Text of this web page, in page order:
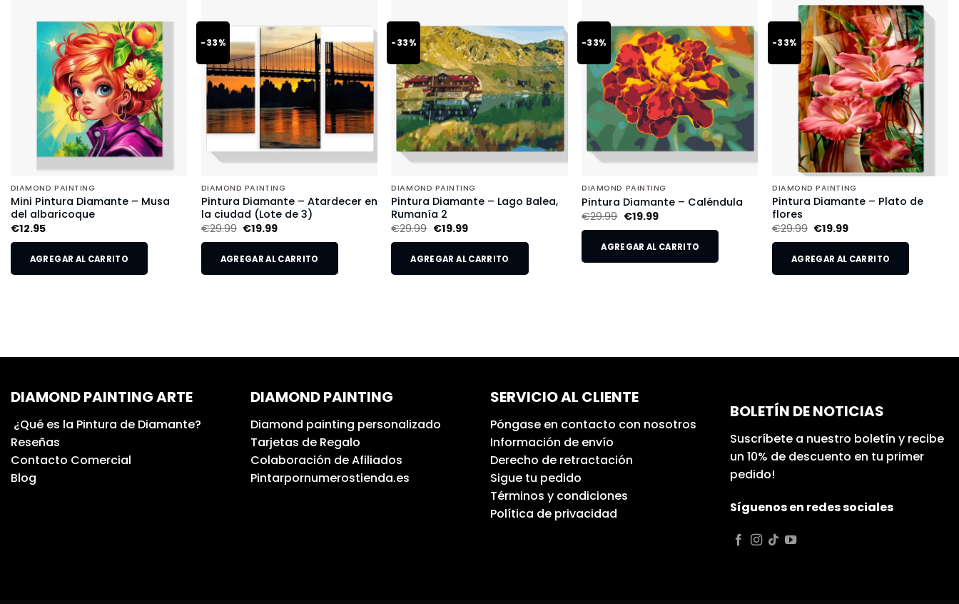
DIAMOND PAINTING
Mini Pintura Diamante – Musa
del albaricoque
€12.95
AGREGAR AL CARRITO
-33%
DIAMOND PAINTING
Pintura Diamante – Atardecer en
la ciudad (Lote de 3)
€29.99 €19.99
AGREGAR AL CARRITO
-33%
DIAMOND PAINTING
Pintura Diamante – Lago Balea,
Rumanía 2
€29.99 €19.99
AGREGAR AL CARRITO
-33%
DIAMOND PAINTING
Pintura Diamante – Caléndula
€29.99 €19.99
AGREGAR AL CARRITO
-33%
DIAMOND PAINTING
Pintura Diamante – Plato de
flores
€29.99 €19.99
AGREGAR AL CARRITO
DIAMOND PAINTING ARTE
¿Qué es la Pintura de Diamante?
Reseñas
Contacto Comercial
Blog
DIAMOND PAINTING
Diamond painting personalizado
Tarjetas de Regalo
Colaboración de Afiliados
Pintarpornumerostienda.es
SERVICIO AL CLIENTE
Póngase en contacto con nosotros
Información de envío
Derecho de retractación
Sigue tu pedido
Términos y condiciones
Política de privacidad
BOLETÍN DE NOTICIAS
Suscríbete a nuestro boletín y recibe
un 10% de descuento en tu primer
pedido!
Síguenos en redes sociales